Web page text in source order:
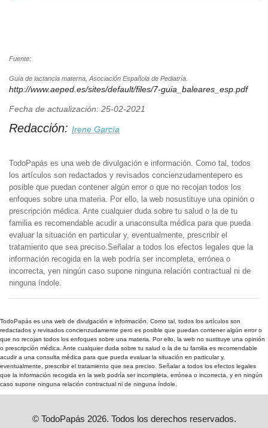
Fuente:
Guía de lactancia materna, Asociación Española de Pediatría.
http://www.aeped.es/sites/default/files/7-guia_baleares_esp.pdf
Fecha de actualización: 25-02-2021
Redacción: Irene García
TodoPapás es una web de divulgación e información. Como tal, todos
los artículos son redactados y revisados concienzudamentepero es
posible que puedan contener algún error o que no recojan todos los
enfoques sobre una materia. Por ello, la web nosustituye una opinión o
prescripción médica. Ante cualquier duda sobre tu salud o la de tu
familia es recomendable acudir a unaconsulta médica para que pueda
evaluar la situación en particular y, eventualmente, prescribir el
tratamiento que sea preciso.Señalar a todos los efectos legales que la
información recogida en la web podría ser incompleta, errónea o
incorrecta, yen ningún caso supone ninguna relación contractual ni de
ninguna índole.
TodoPapás es una web de divulgación e información. Como tal, todos los artículos son
redactados y revisados concienzudamente pero es posible que puedan contener algún error o
que no recojan todos los enfoques sobre una materia. Por ello, la web no sustituye una opinión
o prescripción médica. Ante cualquier duda sobre tu salud o la de tu familia es recomendable
acudir a una consulta médica para que pueda evaluar la situación en particular y,
eventualmente, prescribir el tratamiento que sea preciso. Señalar a todos los efectos legales
que la información recogida en la web podría ser incompleta, errónea o incorrecta, y en ningún
caso supone ninguna relación contractual ni de ninguna índole.
© TodoPapás 2026. Todos los derechos reservados.